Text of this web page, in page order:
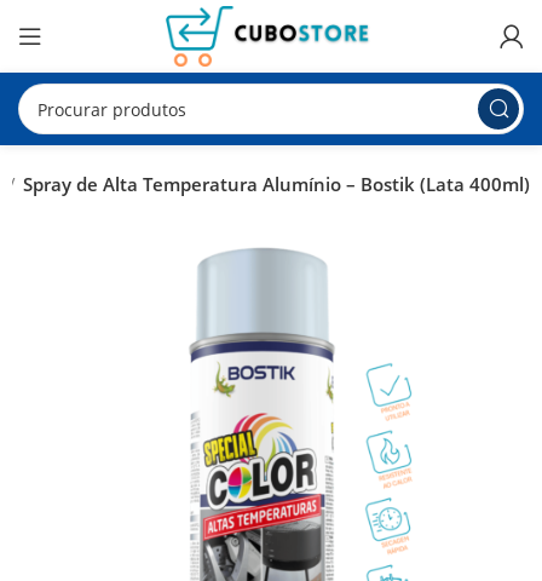
Spray de Alta Temperatura Alumínio – Bostik (Lata 400ml)